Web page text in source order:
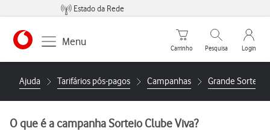
Estado da Rede
https://www.vodafone.pt
Menu
Carrinho de compras
Carrinho
Pesquisar
Pesquisa
My
Login
Ajuda Tarifários pós-pagos Campanhas Grande Sorteio
O que é a campanha Sorteio Clube Viva?